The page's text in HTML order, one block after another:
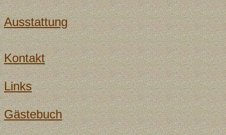
Ausstattung
Kontakt
Links
Gästebuch